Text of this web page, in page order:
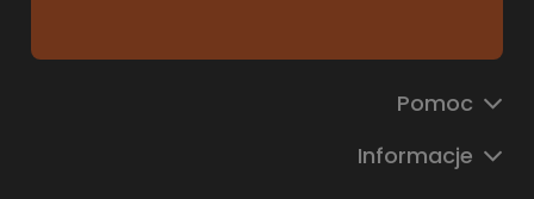
Pomoc
Informacje